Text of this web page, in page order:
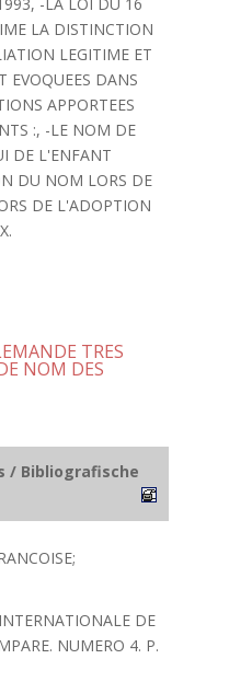
LA DISTINCTION
LEGITIME ET
EVOQUEES DANS
APPORTEES
:, -LE NOM DE
DE L'ENFANT
DU NOM LORS DE
DE L'ADOPTION
TRES
NOM DES
/ Bibliografische
DE
NUMERO 4. P.